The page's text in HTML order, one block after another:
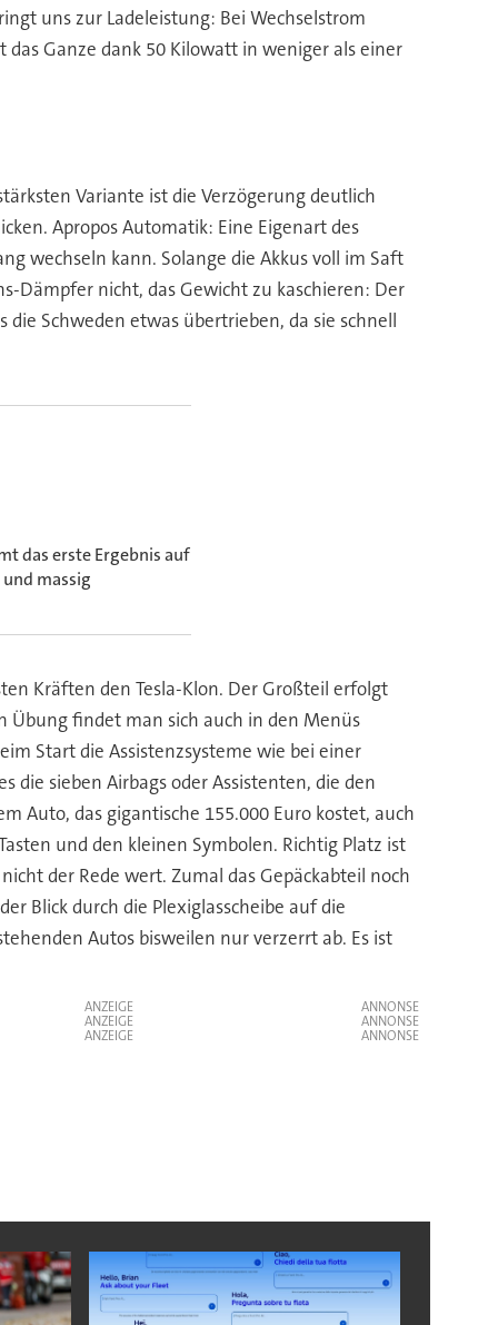
uns zur Ladeleistung: Bei Wechselstrom
Ganze dank 50 Kilowatt in weniger als einer
Variante ist die Verzögerung deutlich
Apropos Automatik: Eine Eigenart des
wechseln kann. Solange die Akkus voll im Saft
Dämpfer nicht, das Gewicht zu kaschieren: Der
Schweden etwas übertrieben, da sie schnell
das erste Ergebnis auf
massig
Kräften den Tesla-Klon. Der Großteil erfolgt
Übung findet man sich auch in den Menüs
Start die Assistenzsysteme wie bei einer
die sieben Airbags oder Assistenten, die den
Auto, das gigantische 155.000 Euro kostet, auch
und den kleinen Symbolen. Richtig Platz ist
der Rede wert. Zumal das Gepäckabteil noch
Blick durch die Plexiglasscheibe auf die
Autos bisweilen nur verzerrt ab. Es ist
ANZEIGE
ANZEIGE
ANZEIGE